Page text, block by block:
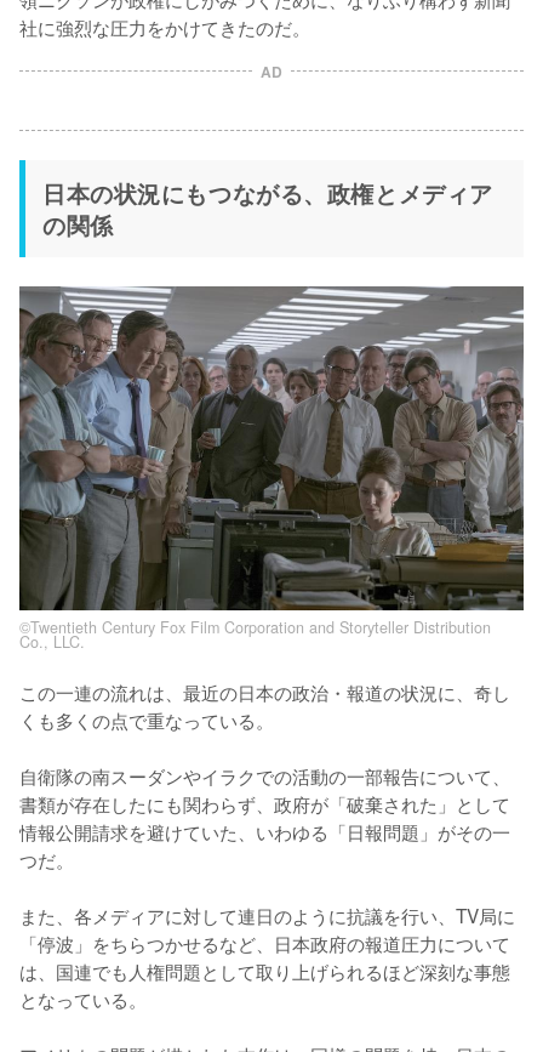
AD
日本の状況にもつながる、政権とメディア
の関係
©Twentieth Century Fox Film Corporation and Storyteller Distribution
Co., LLC.
この一連の流れは、最近の日本の政治・報道の状況に、奇し
くも多くの点で重なっている。
自衛隊の南スーダンやイラクでの活動の一部報告について、
書類が存在したにも関わらず、政府が「破棄された」として
情報公開請求を避けていた、いわゆる「日報問題」がその一
つだ。
また、各メディアに対して連日のように抗議を行い、TV局に
「停波」をちらつかせるなど、日本政府の報道圧力について
は、国連でも人権問題として取り上げられるほど深刻な事態
となっている。